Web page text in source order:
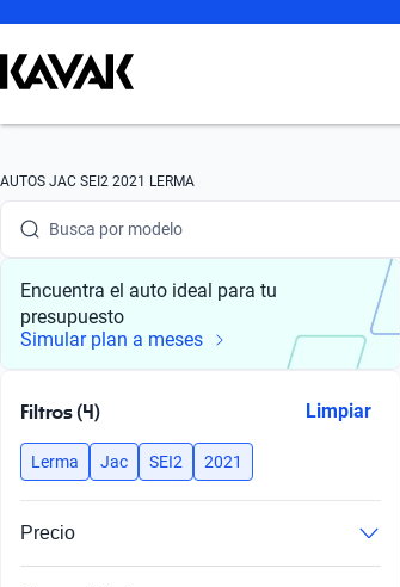
AUTOS JAC SEI2 2021 LERMA
Busca por marca
Busca por modelo
Busca por versión
Busca por año
Busca por modelo
Busca por año
Encuentra el auto ideal para tu
presupuesto
Simular plan a meses
Filtros (4) Limpiar
Lerma Jac SEI2 2021
Precio